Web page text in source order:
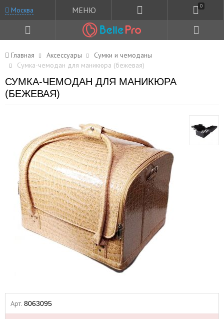
Москва МЕНЮ 0
Главная Аксессуары
Сумки и чемоданы
Сумка-чемодан для маникюра (бежевая)
СУМКА-ЧЕМОДАН ДЛЯ МАНИКЮРА
(БЕЖЕВАЯ)
Арт. 8063095